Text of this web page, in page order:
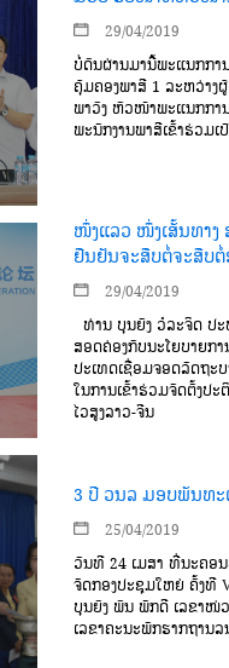
29/04/2019
ບໍ່ດົນຜ່ານມານີ້ພະແນກກ
ຄຸ້ມຄອງພາສີ 1 ລະຫວ່າງ
ພາວົງ ຫົວໜ້າພະແນກກາ
ພະນັກງານພາສີເຂົ້າຮ່ວມ
ໜຶ່ງແລວ ໜຶ່ງເສັ້ນທາງ
ຢືນຢັນຈະສືບຕໍ່ຈະສືບ
29/04/2019
ທ່ານ ບຸນຍັງ ວໍລະຈິດ ປ
ສອດຄ່ອງກັບນະໂຍບາຍກ
ປະເທດເຊື່ອມຈອດລັດຖະ
ໃນການເຂົ້າຮ່ວມຈັດຕັ້ງປ
ໄວສູງລາວ-ຈີນ
3 ປີ ວນລ ມອບພັນທະ
25/04/2019
ວັນທີ 24 ເມສາ ທີ່ນະຄອ
ຈັດກອງປະຊຸມໃຫຍ່ ຄັ້ງທີ
ບຸນຍົງ ພົນ ພັກດີ ເລຂາໜ່
ເລຂາຄະນະພັກຮາກຖານລ